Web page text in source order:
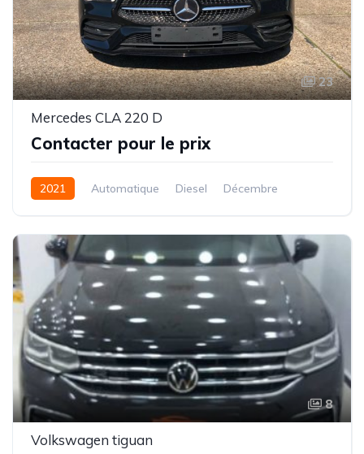
23
Mercedes CLA 220 D
Contacter pour le prix
2021 Automatique Diesel Décembre
8
Volkswagen tiguan